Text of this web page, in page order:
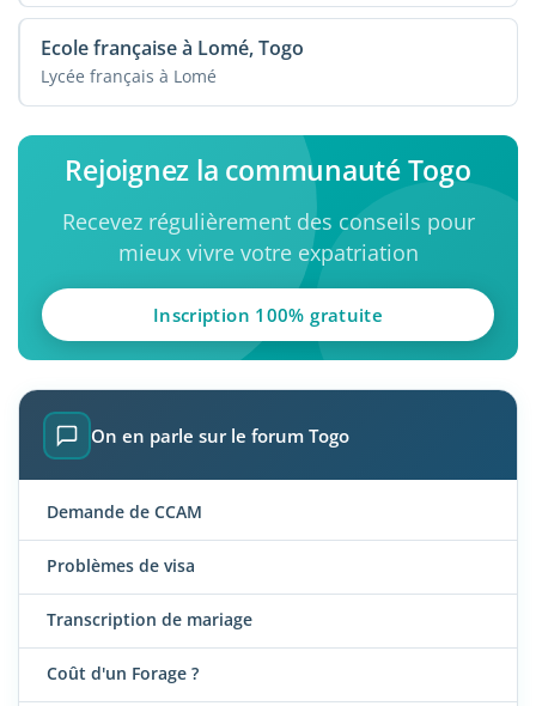
Ecole française à Lomé, Togo
Lycée français à Lomé
Rejoignez la communauté Togo
Recevez régulièrement des conseils pour
mieux vivre votre expatriation
Inscription 100% gratuite
On en parle sur le forum Togo
Demande de CCAM
Problèmes de visa
Transcription de mariage
Coût d'un Forage ?